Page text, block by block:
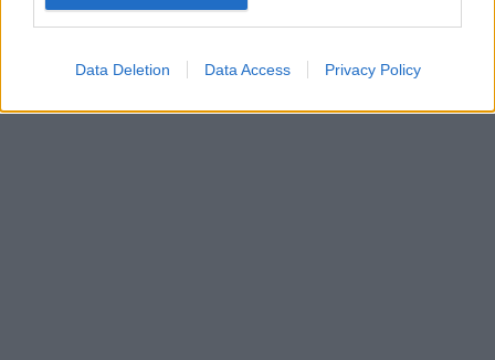
Data Deletion Data Access Privacy Policy
Alzey-weinheim - 612.6km